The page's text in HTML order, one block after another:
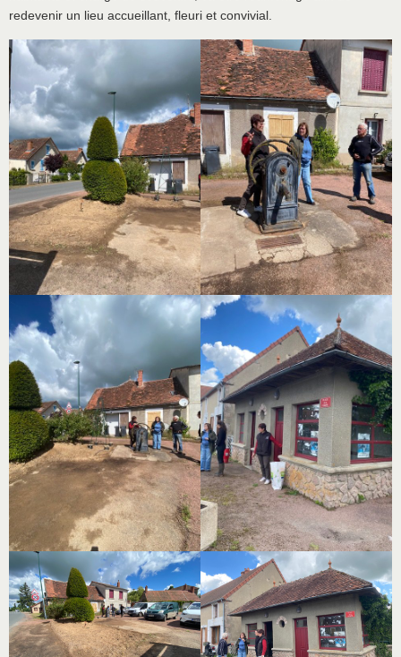
redevenir un lieu accueillant, fleuri et convivial.